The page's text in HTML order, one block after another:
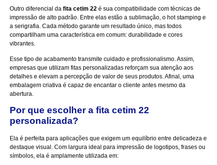
Outro diferencial da fita cetim 22 é sua compatibilidade com técnicas de
impressão de alto padrão. Entre elas estão a sublimação, o hot stamping e
a serigrafia. Cada método garante um resultado único, mas todos
compartilham uma característica em comum: durabilidade e cores
vibrantes.
Esse tipo de acabamento transmite cuidado e profissionalismo. Assim,
empresas que utilizam fitas personalizadas reforçam sua atenção aos
detalhes e elevam a percepção de valor de seus produtos. Afinal, uma
embalagem criativa é capaz de encantar o cliente antes mesmo da
abertura.
Por que escolher a fita cetim 22
personalizada?
Ela é perfeita para aplicações que exigem um equilíbrio entre delicadeza e
destaque visual. Com largura ideal para impressão de logotipos, frases ou
símbolos, ela é amplamente utilizada em: